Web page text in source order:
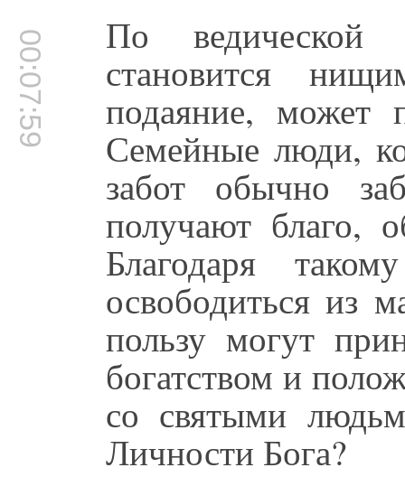
00:07:59 По ведической
становится
подаяние, может
Семейные люди,
забот обычно
получают благо,
Благодаря
освободиться из
пользу могут
богатством и
со святыми
Личности Бога?